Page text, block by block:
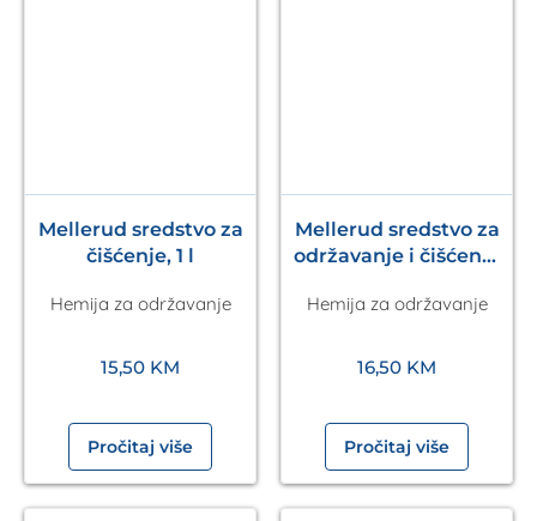
Mellerud sredstvo za
čišćenje, 1 l
Hemija za održavanje
15,50 KM
Pročitaj više
Mellerud sredstvo za
održavanje i čišćenje
Hemija za održavanje
16,50 KM
Pročitaj više